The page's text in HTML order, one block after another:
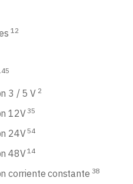
12
3 / 5 V 2
12V 35
24V 54
48V 14
corriente constante 38